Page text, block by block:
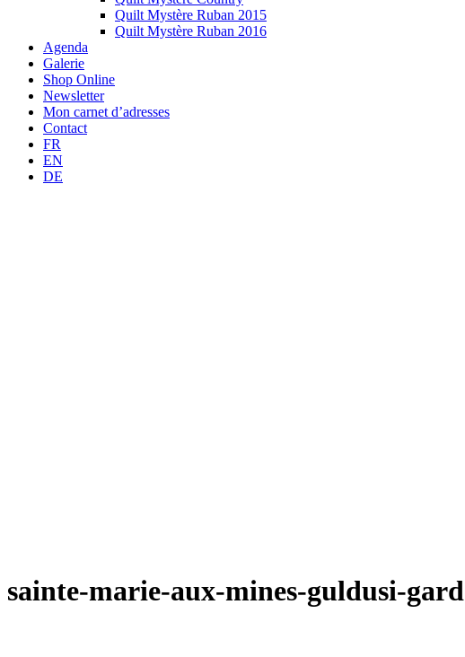
Quilt Mystère Ruban 2015
Quilt Mystère Ruban 2016
Agenda
Galerie
Shop Online
Newsletter
Mon carnet d’adresses
Contact
FR
EN
DE
sainte-marie-aux-mines-guldusi-